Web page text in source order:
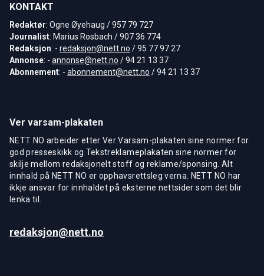
KONTAKT
Redaktør: Ogne Øyehaug / 957 79 727
Journalist: Marius Rosbach / 907 36 774
Redaksjon: - redaksjon@nett.no / 95 77 97 27
Annonse: - annonse@nett.no / 94 21 13 37
Abonnement: - abonnement@nett.no / 94 21 13 37
Ver varsam-plakaten
NETT NO arbeider etter Ver Varsam-plakaten sine normer for
god presseskikk og Tekstreklameplakaten sine normer for
skilje mellom redaksjonelt stoff og reklame/sponsing. Alt
innhald på NETT NO er opphavsrettsleg verna. NETT NO har
ikkje ansvar for innhaldet på eksterne nettsider som det blir
lenka til.
redaksjon@nett.no